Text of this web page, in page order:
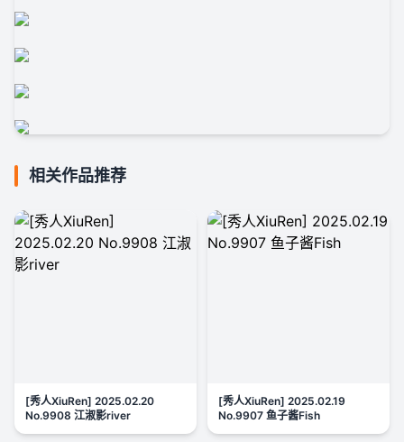
相关作品推荐
[秀人XiuRen] 2025.02.20
No.9908 江淑影river
[秀人XiuRen] 2025.02.19
No.9907 鱼子酱Fish